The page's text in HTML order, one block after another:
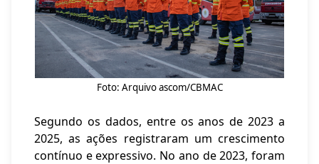
Foto: Arquivo ascom/CBMAC
Segundo os dados, entre os anos de 2023 a
2025, as ações registraram um crescimento
contínuo e expressivo. No ano de 2023, foram